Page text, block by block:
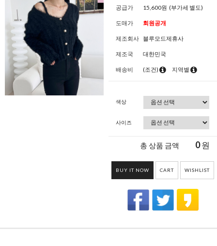
공급가 15,600원 (부가세 별도)
도매가 회원공개
제조회사 블루모드제휴사
제조국 대한민국
배송비 (조건) 지역별
색상
사이즈
총 상품 금액 0원
BUY IT NOW CART WISHLIST